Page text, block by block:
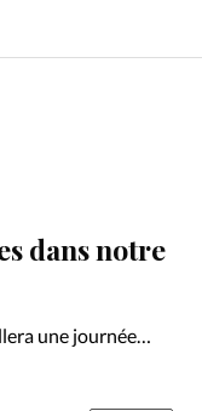
Les
À
dans notre
une journée
Entretien